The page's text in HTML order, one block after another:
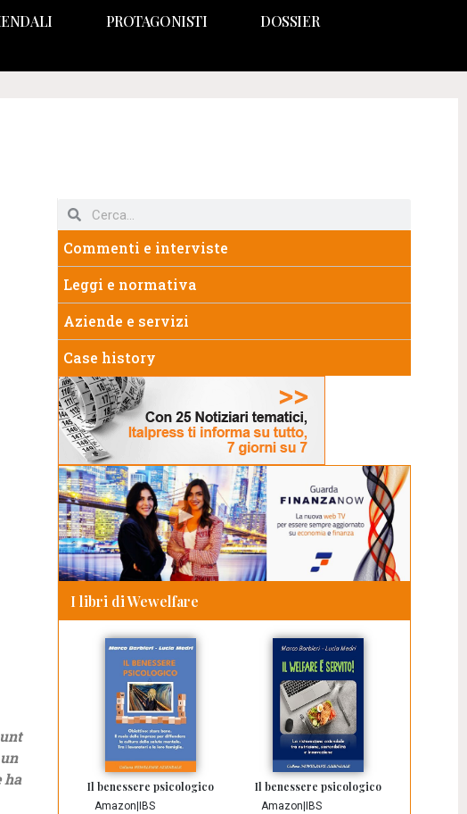
PROTAGONISTI
DOSSIER
ha
Commenti e interviste
Leggi e normativa
Aziende e servizi
Case history
I libri di Wewelfare
Il benessere psicologico
Amazon IBS
Il benessere psicologico
Amazon IBS